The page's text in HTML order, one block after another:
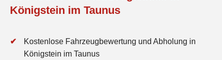
Königstein im Taunus
Kostenlose Fahrzeugbewertung und Abholung in
Königstein im Taunus